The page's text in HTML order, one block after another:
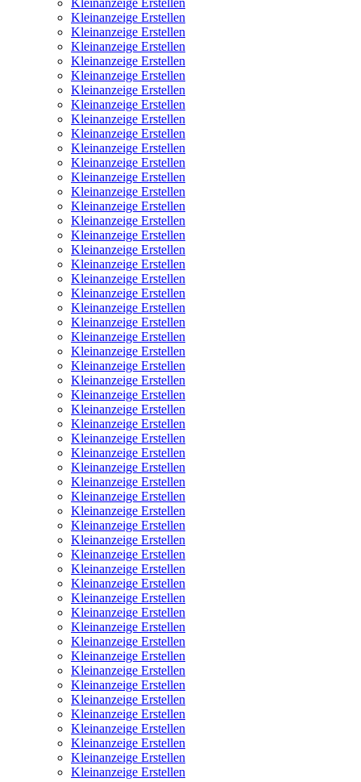
Kleinanzeige Erstellen
Kleinanzeige Erstellen
Kleinanzeige Erstellen
Kleinanzeige Erstellen
Kleinanzeige Erstellen
Kleinanzeige Erstellen
Kleinanzeige Erstellen
Kleinanzeige Erstellen
Kleinanzeige Erstellen
Kleinanzeige Erstellen
Kleinanzeige Erstellen
Kleinanzeige Erstellen
Kleinanzeige Erstellen
Kleinanzeige Erstellen
Kleinanzeige Erstellen
Kleinanzeige Erstellen
Kleinanzeige Erstellen
Kleinanzeige Erstellen
Kleinanzeige Erstellen
Kleinanzeige Erstellen
Kleinanzeige Erstellen
Kleinanzeige Erstellen
Kleinanzeige Erstellen
Kleinanzeige Erstellen
Kleinanzeige Erstellen
Kleinanzeige Erstellen
Kleinanzeige Erstellen
Kleinanzeige Erstellen
Kleinanzeige Erstellen
Kleinanzeige Erstellen
Kleinanzeige Erstellen
Kleinanzeige Erstellen
Kleinanzeige Erstellen
Kleinanzeige Erstellen
Kleinanzeige Erstellen
Kleinanzeige Erstellen
Kleinanzeige Erstellen
Kleinanzeige Erstellen
Kleinanzeige Erstellen
Kleinanzeige Erstellen
Kleinanzeige Erstellen
Kleinanzeige Erstellen
Kleinanzeige Erstellen
Kleinanzeige Erstellen
Kleinanzeige Erstellen
Kleinanzeige Erstellen
Kleinanzeige Erstellen
Kleinanzeige Erstellen
Kleinanzeige Erstellen
Kleinanzeige Erstellen
Kleinanzeige Erstellen
Kleinanzeige Erstellen
Kleinanzeige Erstellen